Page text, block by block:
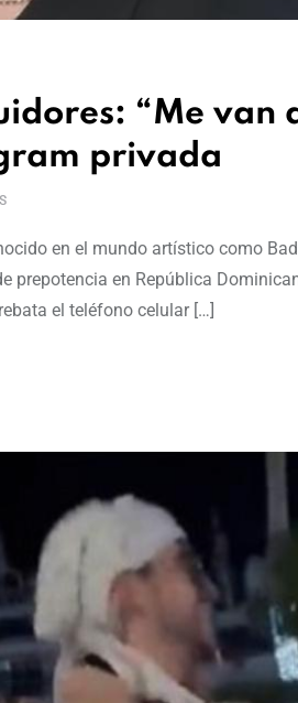
“Me van
privada
en el mundo artístico como
prepotencia en República
el teléfono celular […]